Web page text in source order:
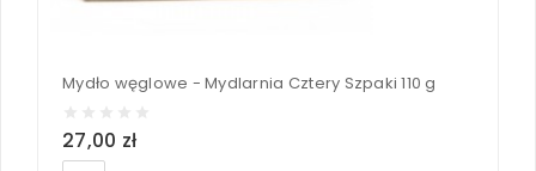
Mydło węglowe - Mydlarnia Cztery Szpaki 110 g
27,00 zł